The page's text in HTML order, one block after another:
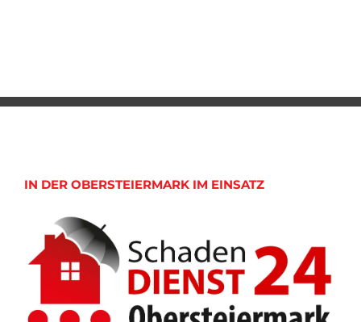
IN DER OBERSTEIERMARK IM EINSATZ